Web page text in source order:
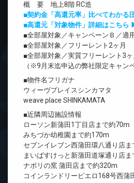
概 要 地上8階 RC造
■契約金「高還元率」比べてわかる
■高還元「対象物件」詳細はこちら
■全部屋対象／キャンペーンＢ／適
■全部屋対象／フリーレント2ヶ月
■全部屋対象／実質フリーレント3ヶ
（※9月末迄申込の弊社限定キャン
■物件名フリガナ
ウィーヴプレイスシンカマタ
weave place SHINKAMATA
■近隣周辺施設情報
ローソン新蒲田1丁目店まで約70m
みちづか幼稚園まで約170m
セブンイレブン西蒲田環八通り店
まいばすけっと新蒲田道塚通り店
ナポリの窯 蒲田店まで約320m
コインランドリーピエロ168号西蒲